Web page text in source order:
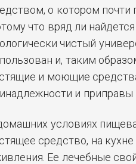
о котором почти
что вряд ли
чистый
и, таким
и моющие
и приправы
условиях
средство, на
Ее лечебные